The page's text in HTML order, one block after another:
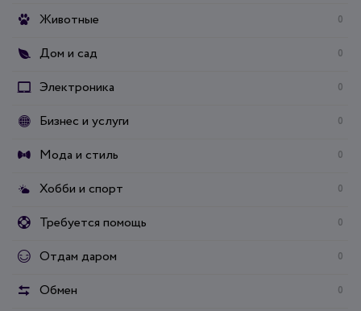
Животные 0
Дом и сад 0
Электроника 0
Бизнес и услуги 0
Мода и стиль 0
Хобби и спорт 0
Требуется помощь 0
Отдам даром 0
Обмен 0